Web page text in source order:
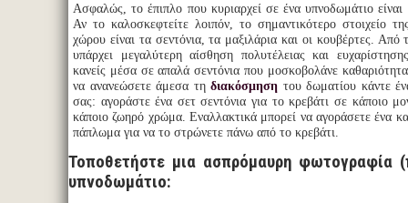
Ασφαλώς, το έπιπλο που κυριαρχεί σε ένα υπνοδωμάτιο είναι
Αν το καλοσκεφτείτε λοιπόν, το σημαντικότερο στοιχείο
χώρου είναι τα σεντόνια, τα μαξιλάρια και οι κουβέρτες. Από
υπάρχει μεγαλύτερη αίσθηση πολυτέλειας και
κανείς μέσα σε απαλά σεντόνια που μοσκοβολάνε
να ανανεώσετε άμεσα τηδιακόσμηση του δωματίου κάντε
σας: αγοράστε ένα σετ σεντόνια για το κρεβάτι σε κάποιο
κάποιο ζωηρό χρώμα. Εναλλακτικά μπορεί να αγοράσετε ένα
πάπλωμα για να το στρώνετε πάνω από το κρεβάτι.
Τοποθετήστε μια ασπρόμαυρη φωτογραφία
υπνοδωμάτιο: